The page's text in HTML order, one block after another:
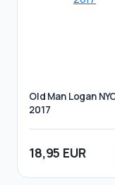
Old Man Logan
2017
18,95 EUR